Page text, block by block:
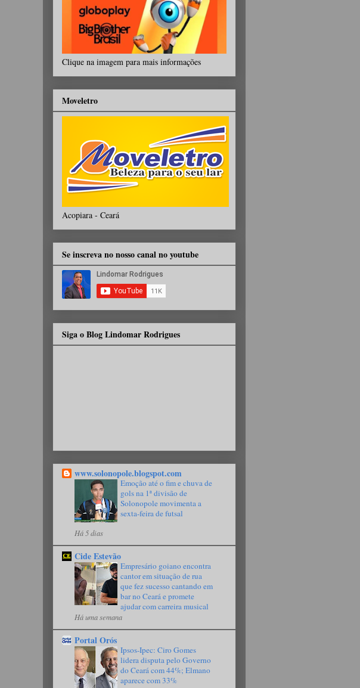
Clique na imagem para mais informações
Moveletro
Acopiara - Ceará
Se inscreva no nosso canal no youtube
Siga o Blog Lindomar Rodrigues
www.solonopole.blogspot.com
Emoção até o fim e chuva de
gols na 1ª divisão de
Solonopole movimenta a
sexta-feira de futsal
Há 5 dias
Cide Estevão
Empresário goiano encontra
cantor em situação de rua
que fez sucesso cantando em
bar no Ceará e promete
ajudar com carreira musical
Há uma semana
Portal Orós
Ipsos-Ipec: Ciro Gomes
lidera disputa pelo Governo
do Ceará com 44%; Elmano
aparece com 33%